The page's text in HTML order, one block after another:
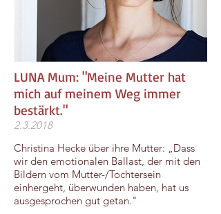
LUNA Mum: "Meine Mutter hat
mich auf meinem Weg immer
bestärkt."
2.3.2018
Christina Hecke über ihre Mutter: „Dass
wir den emotionalen Ballast, der mit den
Bildern vom Mutter-/Tochtersein
einhergeht, überwunden haben, hat us
ausgesprochen gut getan."